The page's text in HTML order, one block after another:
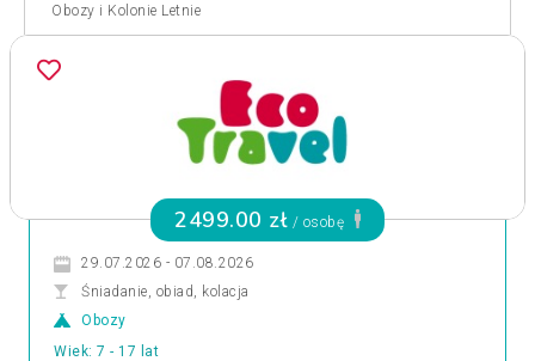
Obozy i Kolonie Letnie
2499.00 zł / osobę
29.07.2026 - 07.08.2026
Śniadanie, obiad, kolacja
Obozy
Wiek: 7 - 17 lat